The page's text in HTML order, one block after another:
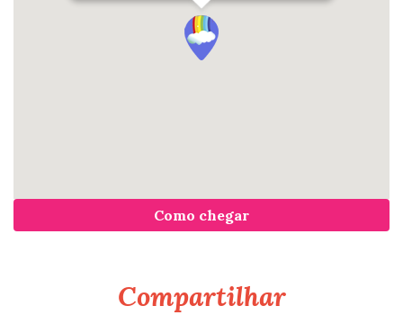
Como chegar
Compartilhar